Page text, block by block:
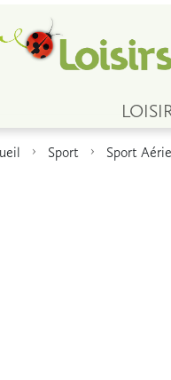
Sport Sport